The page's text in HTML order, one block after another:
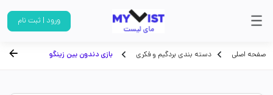
ورود | ثبت نام
صفحه اصلی دسته بندی بردگیم و فکری بازی دندون بین زینگو